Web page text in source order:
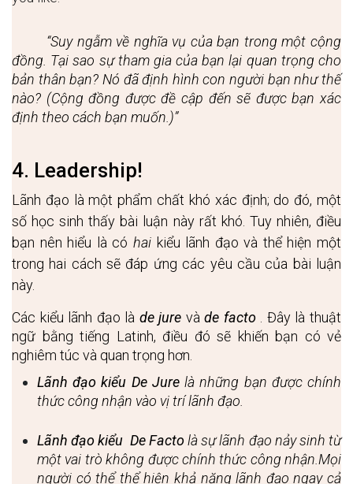
“Suy ngẫm về nghĩa vụ của bạn trong một cộng
đồng. Tại sao sự tham gia của bạn lại quan trọng cho
bản thân bạn? Nó đã định hình con người bạn như thế
nào? (Cộng đồng được đề cập đến sẽ được bạn xác
định theo cách bạn muốn.)”
4. Leadership!
Lãnh đạo là một phẩm chất khó xác định; do đó, một
số học sinh thấy bài luận này rất khó. Tuy nhiên, điều
bạn nên hiểu là có hai kiểu lãnh đạo và thể hiện một
trong hai cách sẽ đáp ứng các yêu cầu của bài luận
này.
Các kiểu lãnh đạo là de jure và de facto . Đây là thuật
ngữ bằng tiếng Latinh, điều đó sẽ khiến bạn có vẻ
nghiêm túc và quan trọng hơn.
Lãnh đạo kiểu De Jure là những bạn được chính
thức công nhận vào vị trí lãnh đạo.
Lãnh đạo kiểu  De Facto là sự lãnh đạo nảy sinh từ
một vai trò không được chính thức công nhận.Mọi
người có thể thể hiện khả năng lãnh đạo ngay cả